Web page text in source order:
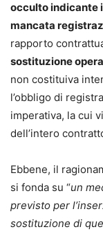
occulto indicante
mancata
rapporto
sostituzione
non costituiva
l’obbligo di
imperativa, la cui
dell’intero
Ebbene, il
si fonda su “un
previsto per
sostituzione di